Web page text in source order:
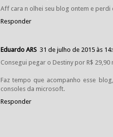
Aff cara n olhei seu blog ontem e
Responder
Eduardo ARS 31 de julho de 2015 às
Consegui pegar o Destiny por R$
Faz tempo que acompanho esse
consoles da microsoft.
Responder